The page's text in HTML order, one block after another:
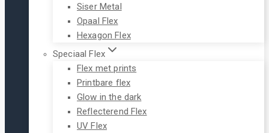
Siser Metal
Opaal Flex
Hexagon Flex
Speciaal Flex
Flex met prints
Printbare flex
Glow in the dark
Reflecterend Flex
UV Flex